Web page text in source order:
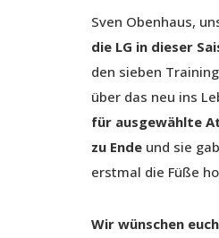
Sven Obenhaus,
die LG in dieser
den sieben
über das neu ins
für ausgewählte
zu Ende und sie
erstmal die Füße
Wir wünschen